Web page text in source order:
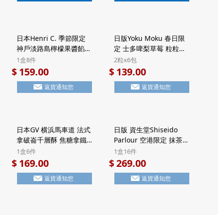
日本Henri C. 季節限定
神戶淡路島檸檬果醬餡餅
法式Financier費南雪蛋
糕 禮盒 (1盒8件)【市集
世界 - 日本市集】
1盒8件
$159.00
返貨通知您
日版Yoku Moku 春日限
定 士多啤梨草莓 粒粒方
塊酥餅 禮盒 (2粒x6包)
【市集世界 - 日本市集】
2粒x6包
$139.00
返貨通知您
日本GV 横浜馬車道 法式
拿破崙千層酥 焦糖拿鐵
Latte 頂級法國Valrhona
朱古力 Millefeuille酥餅
禮盒 Halal清真食品 (1盒
6件)【市集世界 - 日本市
1盒6件
$169.00
返貨通知您
日版 資生堂Shiseido
Parlour 空港限定 抹茶朱
古力 黑糖忌廉夾心 7層威
化酥餅 豪華鐵罐禮盒 (1
盒16件)【市集世界 - 日
本市集】
1盒16件
$269.00
返貨通知您